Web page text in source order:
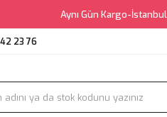
Aynı Gün Kargo-
23 76